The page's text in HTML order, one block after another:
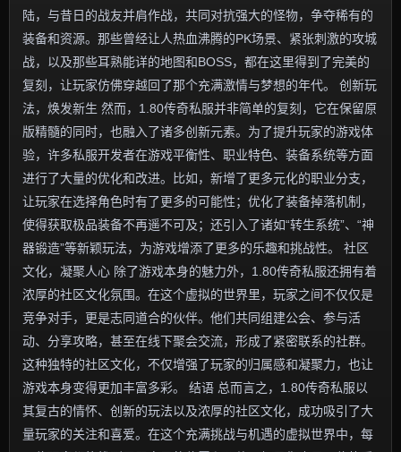
陆，与昔日的战友并肩作战，共同对抗强大的怪物，争夺稀有的
装备和资源。那些曾经让人热血沸腾的PK场景、紧张刺激的攻城
战，以及那些耳熟能详的地图和BOSS，都在这里得到了完美的
复刻，让玩家仿佛穿越回了那个充满激情与梦想的年代。 创新玩
法，焕发新生 然而，1.80传奇私服并非简单的复刻，它在保留原
版精髓的同时，也融入了诸多创新元素。为了提升玩家的游戏体
验，许多私服开发者在游戏平衡性、职业特色、装备系统等方面
进行了大量的优化和改进。比如，新增了更多元化的职业分支，
让玩家在选择角色时有了更多的可能性；优化了装备掉落机制，
使得获取极品装备不再遥不可及；还引入了诸如“转生系统”、“神
器锻造”等新颖玩法，为游戏增添了更多的乐趣和挑战性。 社区
文化，凝聚人心 除了游戏本身的魅力外，1.80传奇私服还拥有着
浓厚的社区文化氛围。在这个虚拟的世界里，玩家之间不仅仅是
竞争对手，更是志同道合的伙伴。他们共同组建公会、参与活
动、分享攻略，甚至在线下聚会交流，形成了紧密联系的社群。
这种独特的社区文化，不仅增强了玩家的归属感和凝聚力，也让
游戏本身变得更加丰富多彩。 结语 总而言之，1.80传奇私服以
其复古的情怀、创新的玩法以及浓厚的社区文化，成功吸引了大
量玩家的关注和喜爱。在这个充满挑战与机遇的虚拟世界中，每